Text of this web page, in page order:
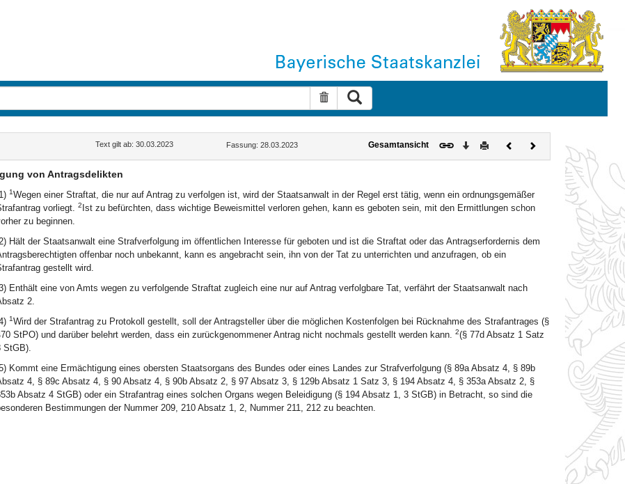
Suche zurücksetzen
Text gilt ab: 30.03.2023 Fassung: 28.03.2023 Gesamtansicht Download
DruckenVorherigesNächstes
Dokument
von Antragsdelikten
1Wegen einer Straftat, die nur auf Antrag zu verfolgen ist, wird der Staatsanwalt in der Regel erst tätig, wenn ein ordnungsgemäßer
vorliegt. 2 Ist zu befürchten, dass wichtige Beweismittel verloren gehen, kann es geboten sein, mit den Ermittlungen schon
zu beginnen.
Hält der Staatsanwalt eine Strafverfolgung im öffentlichen Interesse für geboten und ist die Straftat oder das Antragserfordernis dem
offenbar noch unbekannt, kann es angebracht sein, ihn von der Tat zu unterrichten und anzufragen, ob ein
gestellt wird.
Enthält eine von Amts wegen zu verfolgende Straftat zugleich eine nur auf Antrag verfolgbare Tat, verfährt der Staatsanwalt nach
2.
1Wird der Strafantrag zu Protokoll gestellt, soll der Antragsteller über die möglichen Kostenfolgen bei Rücknahme des Strafantrages (§
StPO) und darüber belehrt werden, dass ein zurückgenommener Antrag nicht nochmals gestellt werden kann. 2(§ 77d Absatz 1 Satz
StGB).
Kommt eine Ermächtigung eines obersten Staatsorgans des Bundes oder eines Landes zur Strafverfolgung (§ 89a Absatz 4, § 89b
4, § 89c Absatz 4, § 90 Absatz 4, § 90b Absatz 2, § 97 Absatz 3, § 129b Absatz 1 Satz 3, § 194 Absatz 4, § 353a Absatz 2, §
Absatz 4 StGB) oder ein Strafantrag eines solchen Organs wegen Beleidigung (§ 194 Absatz 1, 3 StGB) in Betracht, so sind die
Bestimmungen der Nummer 209, 210 Absatz 1, 2, Nummer 211, 212 zu beachten.